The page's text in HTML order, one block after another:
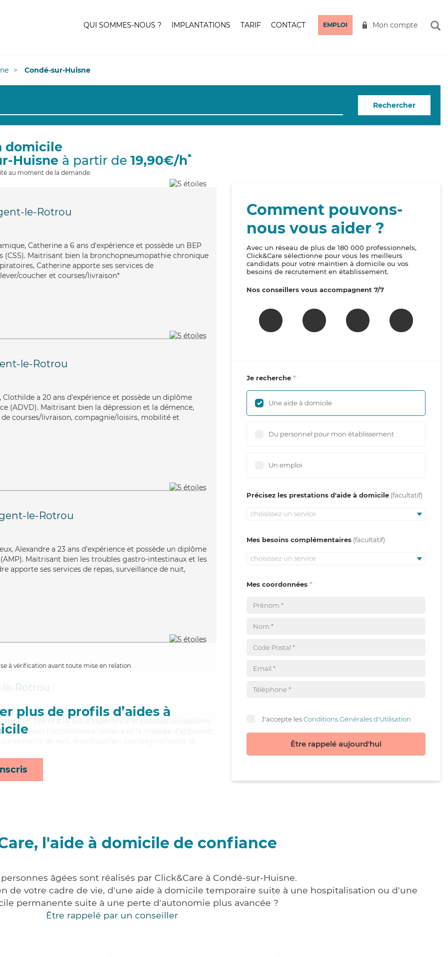
QUI SOMMES-NOUS ? IMPLANTATIONS TARIF CONTACT EMPLOI Mon compte
Condé-sur-Huisne
Rechercher
domicile
Huisne à partir de 19,90€/h*
au moment de la demande
le-Rotrou
Catherine a 6 ans d'expérience et possède un BEP
(CSS). Maitrisant bien la bronchopneumopathie chronique
Catherine apporte ses services de
coucher et courses/livraison*
le-Rotrou
Clothilde a 20 ans d'expérience et possède un diplôme
(ADVD). Maitrisant bien la dépression et la démence,
courses/livraison, compagnie/loisirs, mobilité et
le-Rotrou
Alexandre a 23 ans d'expérience et possède un diplôme
Maitrisant bien les troubles gastro-intestinaux et les
apporte ses services de repas, surveillance de nuit,
à vérification avant toute mise en relation
plus de profils d’aides à
Rotrou
Pierre a 14 ans d'expérience et possède un diplôme
bien l'incontinence urinaire et la maladie d'alzheimer,
Comment pouvons-
nous vous aider ?
Avec un réseau de plus de 180 000 professionnels,
Click&Care sélectionne pour vous les meilleurs
candidats pour votre maintien à domicile ou vos
besoins de recrutement en établissement.
Nos conseillers vous accompagnent 7/7
Je recherche
Une aide à domicile
Du personnel pour mon établissement
Un emploi
Précisez les prestations d'aide à domicile
choisissez un service
Mes besoins complémentaires
choisissez un service
Mes coordonnées
J'accepte lesConditions Générales d'Utilisation
Être rappelé aujourd'hui
l'aide à domicile de confiance
personnes âgées sont réalisés par Click&Care à Condé-sur-Huisne.
de votre cadre de vie, d'une aide à domicile temporaire suite à une hospitalisation ou d'une
permanente suite à une perte d'autonomie plus avancée ?
Être rappelé par un conseiller